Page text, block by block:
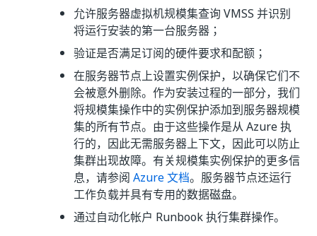
允许服务器虚拟机规模集查询 VMSS 并识别
将运行安装的第一台服务器；
验证是否满足订阅的硬件要求和配额；
在服务器节点上设置实例保护，以确保它们不
会被意外删除。作为安装过程的一部分，我们
将规模集操作中的实例保护添加到服务器规模
集的所有节点。由于这些操作是从 Azure 执
行的，因此无需服务器上下文，因此可以防止
集群出现故障。有关规模集实例保护的更多信
息，请参阅 Azure 文档。服务器节点还运行
工作负载并具有专用的数据磁盘。
通过自动化帐户 Runbook 执行集群操作。